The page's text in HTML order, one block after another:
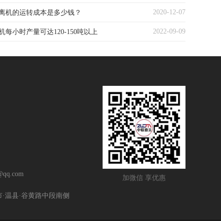
2020-12-07
机的运转成本是多少钱？
2022-09-09
每小时产量可达120-150吨以上
加微信 享优惠
温县·谷黄路中段南侧